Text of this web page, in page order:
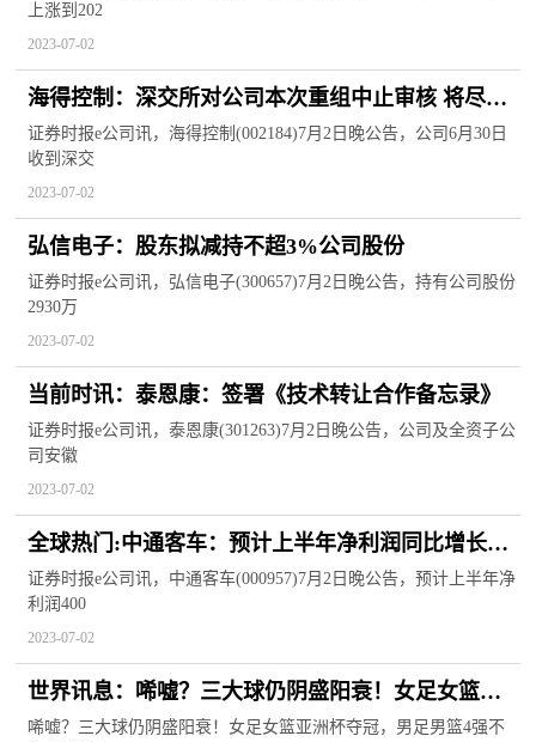
上涨到202
2023-07-02
海得控制：深交所对公司本次重组中止审核 将尽快
申请恢复审核
证券时报e公司讯，海得控制(002184)7月2日晚公告，公司6月30日
收到深交
2023-07-02
弘信电子：股东拟减持不超3%公司股份
证券时报e公司讯，弘信电子(300657)7月2日晚公告，持有公司股份
2930万
2023-07-02
当前时讯：泰恩康：签署《技术转让合作备忘录》
证券时报e公司讯，泰恩康(301263)7月2日晚公告，公司及全资子公
司安徽
2023-07-02
全球热门:中通客车：预计上半年净利润同比增长
82%-137%
证券时报e公司讯，中通客车(000957)7月2日晚公告，预计上半年净
利润400
2023-07-02
世界讯息：唏嘘？三大球仍阴盛阳衰！女足女篮亚
洲杯夺冠，男足男篮4强不入
唏嘘？三大球仍阴盛阳衰！女足女篮亚洲杯夺冠，男足男篮4强不